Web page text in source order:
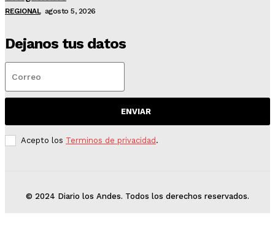
REGIONAL agosto 5, 2026
Dejanos tus datos
ENVIAR
Acepto los Terminos de privacidad .
© 2024 Diario los Andes. Todos los derechos reservados.